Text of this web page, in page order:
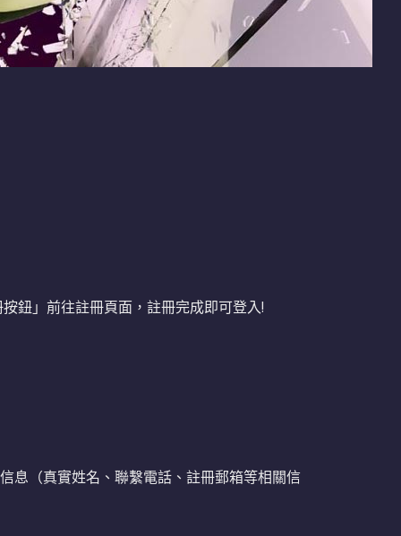
鈕」前往註冊頁面，註冊完成即可登入!
息（真實姓名、聯繫電話、註冊郵箱等相關信